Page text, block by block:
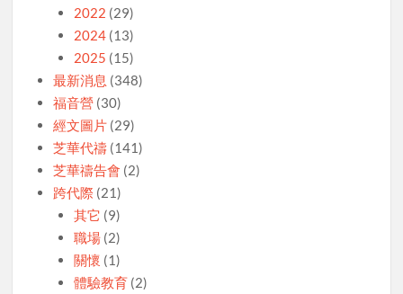
2022 (29)
2024(13)
2025 (15)
最新消息 (348)
福音營 (30)
經文圖片 (29)
芝華代禱 (141)
芝華禱告會 (2)
跨代際 (21)
其它 (9)
職場(2)
關懷 (1)
體驗教育(2)